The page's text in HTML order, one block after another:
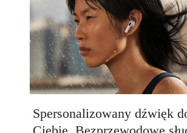
Spersonalizowany dźwięk
Ciebie. Bezprzewodowe